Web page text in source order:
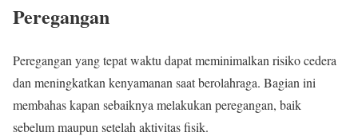
Peregangan
Peregangan yang tepat waktu dapat meminimalkan risiko cedera
dan meningkatkan kenyamanan saat berolahraga. Bagian ini
membahas kapan sebaiknya melakukan peregangan, baik
sebelum maupun setelah aktivitas fisik.